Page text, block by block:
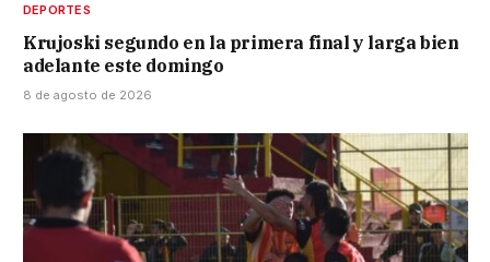
DEPORTES
Krujoski segundo en la primera final y larga bien
adelante este domingo
8 de agosto de 2026